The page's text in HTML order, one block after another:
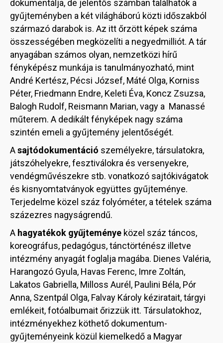
dokumentálja, de jelentős számban találhatók a
gyűjteményben a két világháború közti időszakból
származó darabok is. Az itt őrzött képek száma
összességében megközelíti a negyedmilliót. A tár
anyagában számos olyan, nemzetközi hírű
fényképész munkája is tanulmányozható, mint
André Kertész, Pécsi József, Máté Olga, Korniss
Péter, Friedmann Endre, Keleti Éva, Koncz Zsuzsa,
Balogh Rudolf, Reismann Marian, vagy a Manassé
műterem. A dedikált fényképek nagy száma
szintén emeli a gyűjtemény jelentőségét.
Asajtódokumentáció személyekre, társulatokra,
játszóhelyekre, fesztiválokra és versenyekre,
vendégművészekre stb. vonatkozó sajtókivágatok
és kisnyomtatványok együttes gyűjteménye.
Terjedelme közel száz folyóméter, a tételek száma
százezres nagyságrendű.
A hagyatékok gyűjteménye közel száz táncos,
koreográfus, pedagógus, tánctörténész illetve
intézmény anyagát foglalja magába. Dienes Valéria,
Harangozó Gyula, Havas Ferenc, Imre Zoltán,
Lakatos Gabriella, Milloss Aurél, Paulini Béla, Pór
Anna, Szentpál Olga, Falvay Károly kéziratait, tárgyi
emlékeit, fotóalbumait őrizzük itt. Társulatokhoz,
intézményekhez köthető dokumentum-
gyűjteményeink közül kiemelkedő a Magyar